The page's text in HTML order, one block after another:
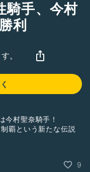
騎手、今村
利
。
今村聖奈騎手！
覇という新たな伝説
せんでした。今村騎
#優駿牝馬 9